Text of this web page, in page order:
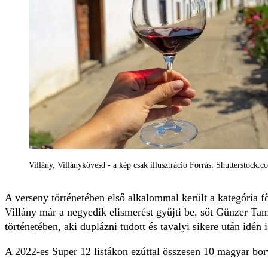
Villány, Villánykövesd - a kép csak illusztráció Forrás:
A verseny történetében első alkalommal került a kategória
Villány már a negyedik elismerést gyűjti be, sőt Günzer
történetében, aki duplázni tudott és tavalyi sikere után idén
A 2022-es Super 12 listákon ezúttal összesen 10 magyar